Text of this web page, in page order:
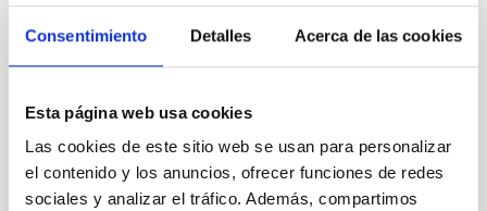
Consentimiento Detalles Acerca de las cookies
Esta página web usa cookies
Las cookies de este sitio web se usan para personalizar
el contenido y los anuncios, ofrecer funciones de redes
sociales y analizar el tráfico. Además, compartimos
TCS
Telescopio Carlos Sanchez
TelescopeØ 152.00 cm